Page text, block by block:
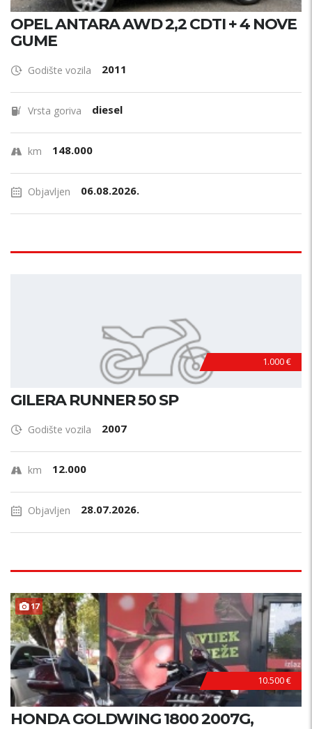
OPEL ANTARA AWD 2,2 CDTI + 4 NOVE
GUME
Godište vozila 2011
Vrsta goriva diesel
km 148.000
Objavljen 06.08.2026.
1.000 €
GILERA RUNNER 50 SP
Godište vozila 2007
km 12.000
Objavljen 28.07.2026.
17
10.500 €
HONDA GOLDWING 1800 2007G,